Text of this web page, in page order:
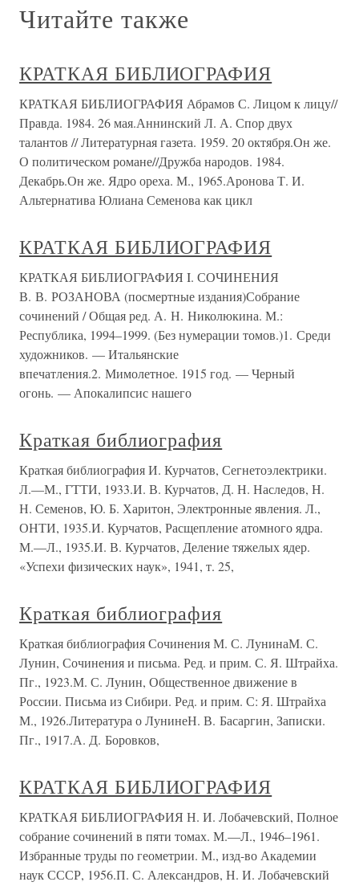
Читайте также
КРАТКАЯ БИБЛИОГРАФИЯ
КРАТКАЯ БИБЛИОГРАФИЯ Абрамов С. Лицом к лицу//
Правда. 1984. 26 мая.Аннинский Л. А. Спор двух
талантов // Литературная газета. 1959. 20 октября.Он же.
О политическом романе//Дружба народов. 1984.
Декабрь.Он же. Ядро ореха. М., 1965.Аронова Т. И.
Альтернатива Юлиана Семенова как цикл
КРАТКАЯ БИБЛИОГРАФИЯ
КРАТКАЯ БИБЛИОГРАФИЯ I. СОЧИНЕНИЯ
В. В. РОЗАНОВА (посмертные издания)Собрание
сочинений / Общая ред. А. Н. Николюкина. М.:
Республика, 1994–1999. (Без нумерации томов.)1. Среди
художников. — Итальянские
впечатления.2. Мимолетное. 1915 год. — Черный
огонь. — Апокалипсис нашего
Краткая библиография
Краткая библиография И. Курчатов, Сегнетоэлектрики.
Л.—М., ГТТИ, 1933.И. В. Курчатов, Д. Н. Наследов, Н.
Н. Семенов, Ю. Б. Харитон, Электронные явления. Л.,
ОНТИ, 1935.И. Курчатов, Расщепление атомного ядра.
М.—Л., 1935.И. В. Курчатов, Деление тяжелых ядер.
«Успехи физических наук», 1941, т. 25,
Краткая библиография
Краткая библиография Сочинения М. С. ЛунинаМ. С.
Лунин, Сочинения и письма. Ред. и прим. С. Я. Штрайха.
Пг., 1923.М. С. Лунин, Общественное движение в
России. Письма из Сибири. Ред. и прим. С: Я. Штрайха
М., 1926.Литература о ЛунинеН. В. Басаргин, Записки.
Пг., 1917.А. Д. Боровков,
КРАТКАЯ БИБЛИОГРАФИЯ
КРАТКАЯ БИБЛИОГРАФИЯ Н. И. Лобачевский, Полное
собрание сочинений в пяти томах. М.—Л., 1946–1961.
Избранные труды по геометрии. М., изд-во Академии
наук СССР, 1956.П. С. Александров, Н. И. Лобачевский